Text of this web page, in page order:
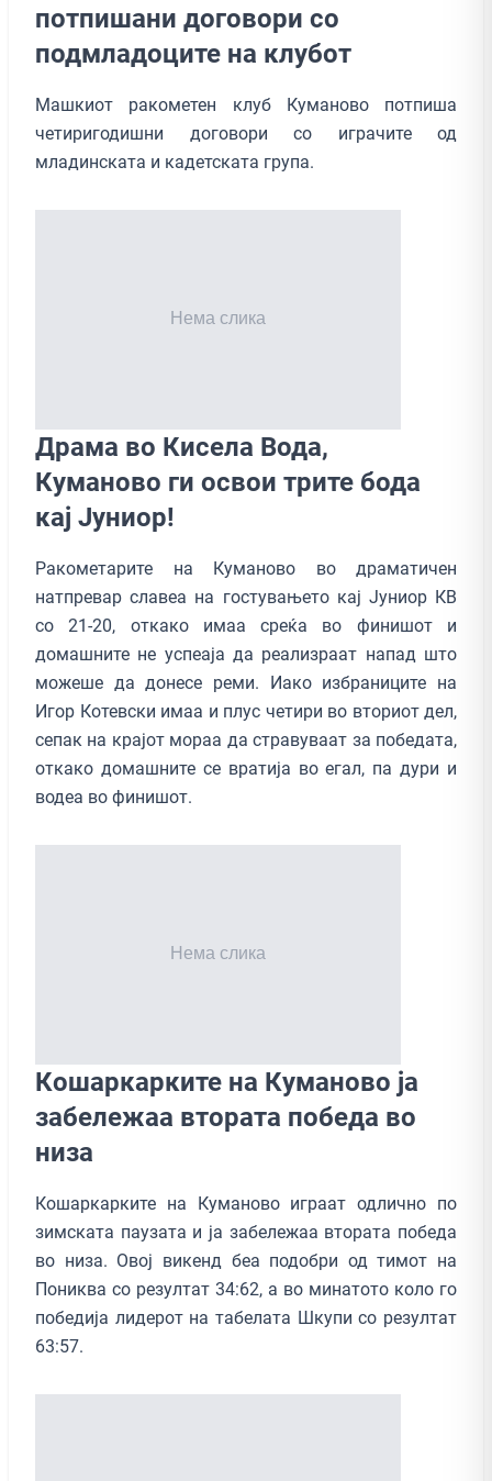
потпишани договори со
подмладоците на клубот
Машкиот ракометен клуб Куманово потпиша
четиригодишни договори со играчите од
младинската и кадетската група.
Драма во Кисела Вода,
Куманово ги освои трите бода
кај Јуниор!
Ракометарите на Кумановo во драматичен
натпревар славеа на гостувањето кај Јуниор КВ
со 21-20, откако имаа среќа во финишот и
домашните не успеаја да реализраат напад што
можеше да донесе реми. Иако избраниците на
Игор Котевски имаа и плус четири во вториот дел,
сепак на крајот мораа да стравуваат за победата,
откако домашните се вратија во егал, па дури и
водеа во финишот.
Кошаркарките на Куманово ја
забележаа втората победа во
низа
Кошаркарките на Куманово играат одлично по
зимската паузата и ја забележаа втората победа
во низа. Овој викенд беа подобри од тимот на
Пониква со резултат 34:62, а во минатото коло го
победија лидерот на табелата Шкупи со резултат
63:57.